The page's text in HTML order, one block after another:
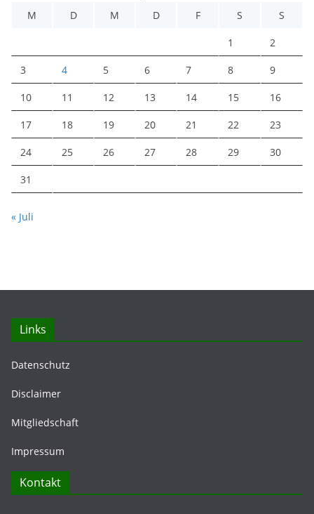
M
D M D F S S
1 2
3 4 5 6 7 8 9
10 11 12 13 14 15 16
17 18 19 20 21 22 23
24 25 26 27 28 29 30
31
« Juli
Links
Datenschutz
Disclaimer
Mitgliedschaft
Impressum
Kontakt